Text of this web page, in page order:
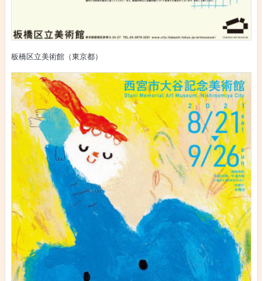
板橋区立美術館（東京都）